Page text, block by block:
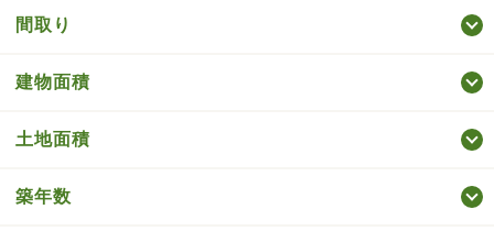
間取り
建物面積
土地面積
築年数